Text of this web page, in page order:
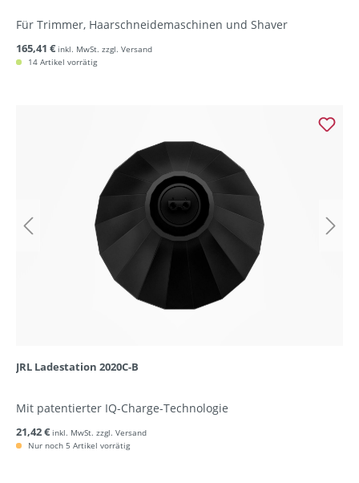
Für Trimmer, Haarschneidemaschinen und Shaver
165,41 € inkl. MwSt. zzgl. Versand
14 Artikel vorrätig
JRL Ladestation 2020C-B
Mit patentierter IQ-Charge-Technologie
21,42 € inkl. MwSt. zzgl. Versand
Nur noch 5 Artikel vorrätig